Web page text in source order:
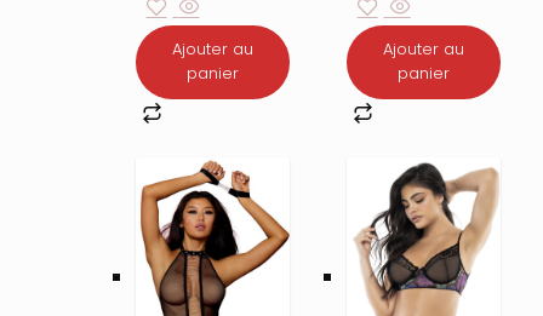
Ajouter au
panier
Ajouter au
panier